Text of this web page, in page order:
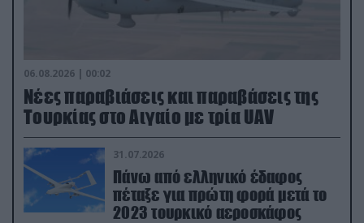
06.08.2026 | 00:02
Νέες παραβιάσεις και παραβάσεις της
Τουρκίας στο Αιγαίο με τρία UAV
31.07.2026
Πάνω από ελληνικό έδαφος
πέταξε για πρώτη φορά μετά το
2023 τουρκικό αεροσκάφος